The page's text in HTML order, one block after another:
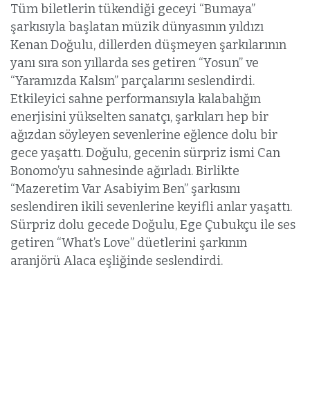
Tüm biletlerin tükendiği geceyi “Bumaya”
şarkısıyla başlatan müzik dünyasının yıldızı
Kenan Doğulu, dillerden düşmeyen şarkılarının
yanı sıra son yıllarda ses getiren “Yosun” ve
“Yaramızda Kalsın” parçalarını seslendirdi.
Etkileyici sahne performansıyla kalabalığın
enerjisini yükselten sanatçı, şarkıları hep bir
ağızdan söyleyen sevenlerine eğlence dolu bir
gece yaşattı. Doğulu, gecenin sürpriz ismi Can
Bonomo’yu sahnesinde ağırladı. Birlikte
“Mazeretim Var Asabiyim Ben” şarkısını
seslendiren ikili sevenlerine keyifli anlar yaşattı.
Sürpriz dolu gecede Doğulu, Ege Çubukçu ile ses
getiren “What’s Love” düetlerini şarkının
aranjörü Alaca eşliğinde seslendirdi.